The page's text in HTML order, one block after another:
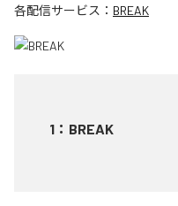
各配信サービス： BREAK
1 ： BREAK